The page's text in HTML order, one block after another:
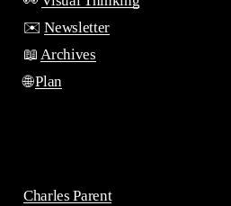
✉️Newsletter
📖Archives
🌐Plan
Charles Parent